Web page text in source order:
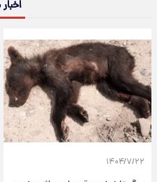
۱۴۰۴/۷/۲۲